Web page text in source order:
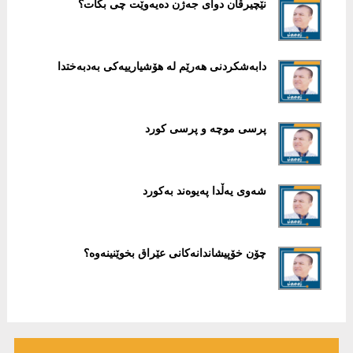
نێچیرڤان دوای جەژن دەیەوێت چی بکات؟
دابەشکردنی ھەرێم لە ھۆشیارییەکی بەدبەختدا
پرسی موچە و پرسی کورد
شەوی یەڵدا پەیوەند بەکورد
چۆن خۆپیشاندانەکانی عێراق بخوێنینەوە؟